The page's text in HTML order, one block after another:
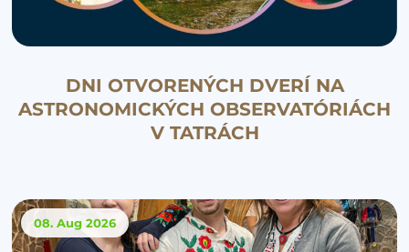
DNI OTVORENÝCH DVERÍ NA
ASTRONOMICKÝCH OBSERVATÓRIÁCH
V TATRÁCH
08. Aug 2026